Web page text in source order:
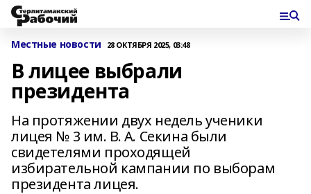
Местные новости 28 ОКТЯБРЯ 2025, 03:48
В лицее выбрали
президента
На протяжении двух недель ученики
лицея № 3 им. В. А. Секина были
свидетелями проходящей
избирательной кампании по выборам
президента лицея.